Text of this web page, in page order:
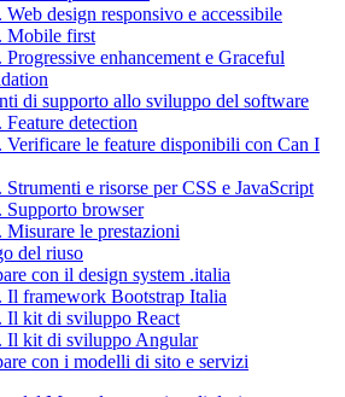
Web design responsivo e accessibile
Mobile first
Progressive enhancement e Graceful
di supporto allo sviluppo del software
Feature detection
Verificare le feature disponibili con Can I
Strumenti e risorse per CSS e JavaScript
Supporto browser
Misurare le prestazioni
del riuso
con il design system .italia
Il framework Bootstrap Italia
Il kit di sviluppo React
Il kit di sviluppo Angular
con i modelli di sito e servizi